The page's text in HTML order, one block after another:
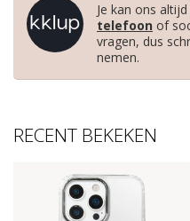
Je kan ons
telefoon of
vragen, dus
nemen.
RECENT BEKEKEN